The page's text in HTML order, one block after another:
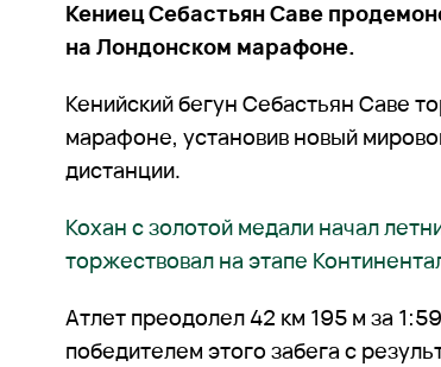
Кениец Себастьян Саве
на Лондонском марафоне.
Кенийский бегун Себастьян Саве
марафоне, установив новый
дистанции.
Кохан с золотой медали начал
торжествовал на этапе
Атлет преодолел 42 км 195 м за
победителем этого забега с